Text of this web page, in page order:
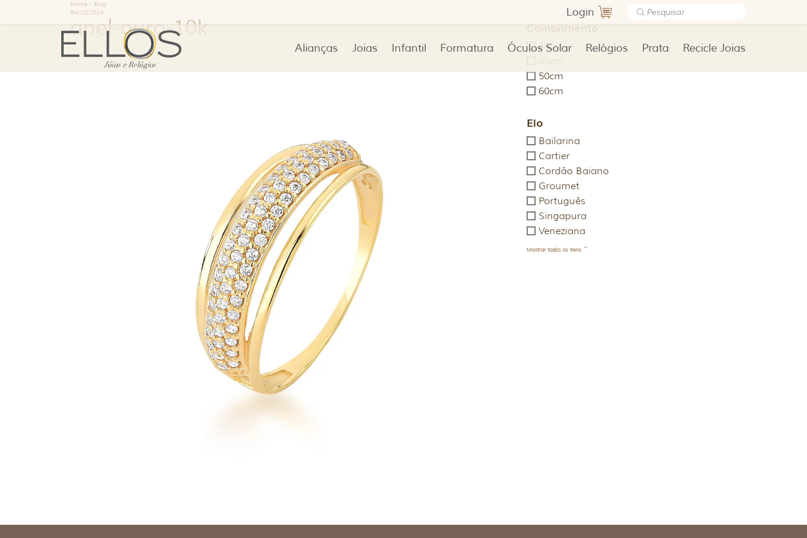
Login
Alianças Joias Infantil Formatura Óculos Solar Relógios Prata Recicle Joias
Home - Blog
04/10/2024
anel-ouro-10k Comprimento
40cm
50cm
60cm
Elo
Bailarina
Cartier
Cordão Baiano
Groumet
Português
Singapura
Veneziana
Mostrar todos os itens